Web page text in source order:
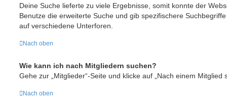
Deine Suche lieferte zu viele Ergebnisse, somit konnte der
Benutze die erweiterte Suche und gib spezifischere
auf verschiedene Unterforen.
Nach oben
Wie kann ich nach Mitgliedern suchen?
Gehe zur „Mitglieder“-Seite und klicke auf „Nach einem Mitglied
Nach oben